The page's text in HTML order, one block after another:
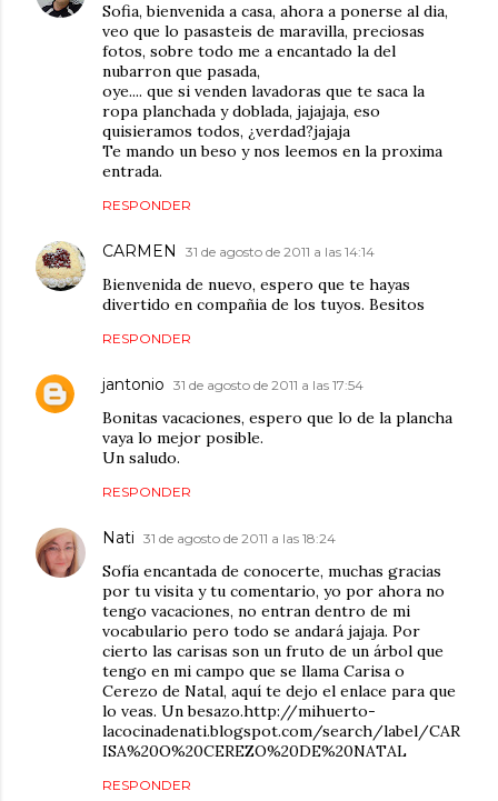
Sofia, bienvenida a casa, ahora a ponerse al dia,
veo que lo pasasteis de maravilla, preciosas
fotos, sobre todo me a encantado la del
nubarron que pasada,
oye.... que si venden lavadoras que te saca la
ropa planchada y doblada, jajajaja, eso
quisieramos todos, ¿verdad?jajaja
Te mando un beso y nos leemos en la proxima
entrada.
RESPONDER
CARMEN 31 de agosto de 2011 a las 14:14
Bienvenida de nuevo, espero que te hayas
divertido en compañia de los tuyos. Besitos
RESPONDER
jantonio 31 de agosto de 2011 a las 17:54
Bonitas vacaciones, espero que lo de la plancha
vaya lo mejor posible.
Un saludo.
RESPONDER
Nati 31 de agosto de 2011 a las 18:24
Sofía encantada de conocerte, muchas gracias
por tu visita y tu comentario, yo por ahora no
tengo vacaciones, no entran dentro de mi
vocabulario pero todo se andará jajaja. Por
cierto las carisas son un fruto de un árbol que
tengo en mi campo que se llama Carisa o
Cerezo de Natal, aquí te dejo el enlace para que
lo veas. Un besazo.http://mihuerto-
lacocinadenati.blogspot.com/search/label/CAR
ISA%20O%20CEREZO%20DE%20NATAL
RESPONDER